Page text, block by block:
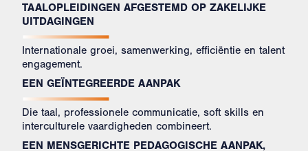
TAALOPLEIDINGEN AFGESTEMD OP ZAKELIJKE
UITDAGINGEN
Internationale groei, samenwerking, efficiëntie en talent
engagement.
EEN GEÏNTEGREERDE AANPAK
Die taal, professionele communicatie, soft skills en
interculturele vaardigheden combineert.
EEN MENSGERICHTE PEDAGOGISCHE AANPAK,